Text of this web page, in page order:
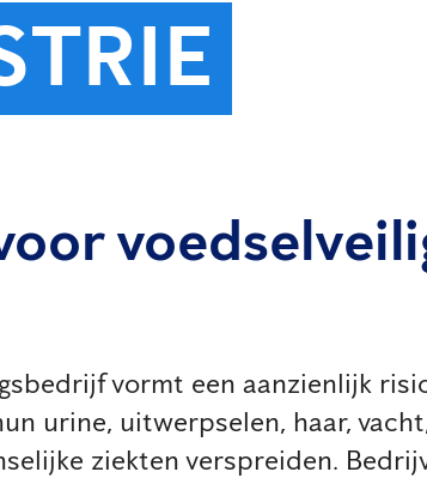
vormt een aanzienlijk
urine, uitwerpselen, haar,
ziekten verspreiden.